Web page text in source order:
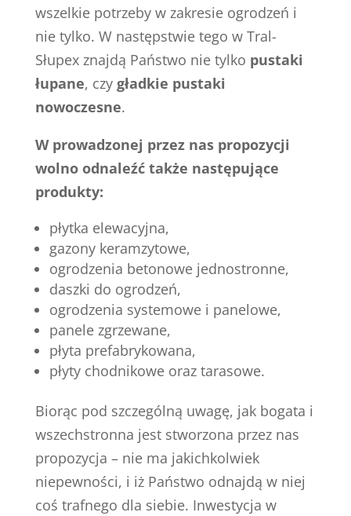
wszelkie potrzeby w zakresie ogrodzeń i
nie tylko. W następstwie tego w Tral-
Słupex znajdą Państwo nie tylko pustaki
łupane, czy gładkie pustaki
nowoczesne.
W prowadzonej przez nas propozycji
wolno odnaleźć także następujące
produkty:
płytka elewacyjna,
gazony keramzytowe,
ogrodzenia betonowe jednostronne,
daszki do ogrodzeń,
ogrodzenia systemowe i panelowe,
panele zgrzewane,
płyta prefabrykowana,
płyty chodnikowe oraz tarasowe.
Biorąc pod szczególną uwagę, jak bogata i
wszechstronna jest stworzona przez nas
propozycja – nie ma jakichkolwiek
niepewności, i iż Państwo odnajdą w niej
coś trafnego dla siebie. Inwestycja w